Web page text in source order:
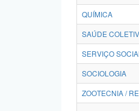
QUÍMICA
SAÚDE
SERVIÇO SOCIAL
SOCIOLOGIA
ZOOTECNIA /